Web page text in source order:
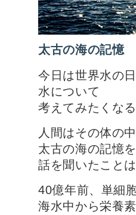
太古の海の記憶
今日は世界水の
水について
考えてみたくな
人間はその体の
太古の海の記憶
話を聞いたこと
40億年前、単細
海水中から栄養